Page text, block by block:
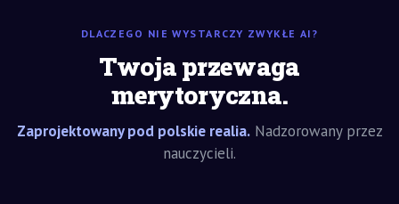
DLACZEGO NIE WYSTARCZY ZWYKŁE AI?
Twoja przewaga
merytoryczna.
Zaprojektowany pod polskie realia.Nadzorowany przez
nauczycieli.